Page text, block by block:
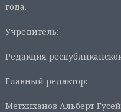
года.
Учредитель:
Редакция
Главный редактор:
Метхиханов Альберт